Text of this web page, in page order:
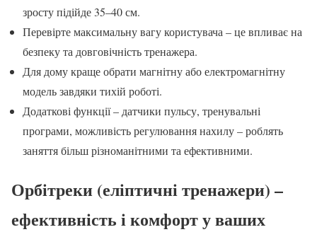
зросту підійде 35–40 см.
Перевірте максимальну вагу користувача – це впливає на
безпеку та довговічність тренажера.
Для дому краще обрати магнітну або електромагнітну
модель завдяки тихій роботі.
Додаткові функції – датчики пульсу, тренувальні
програми, можливість регулювання нахилу – роблять
заняття більш різноманітними та ефективними.
Орбітреки (еліптичні тренажери) –
ефективність і комфорт у ваших